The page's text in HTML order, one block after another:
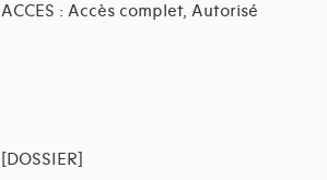
ACCES : Accès complet, Autorisé
[DOSSIER]